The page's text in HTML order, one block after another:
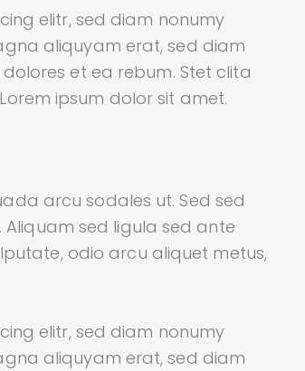
elitr, sed diam nonumy
aliquyam erat, sed diam
et ea rebum. Stet clita
ipsum dolor sit amet.
arcu sodales ut. Sed sed
sed ligula sed ante
odio arcu aliquet metus,
elitr, sed diam nonumy
aliquyam erat, sed diam